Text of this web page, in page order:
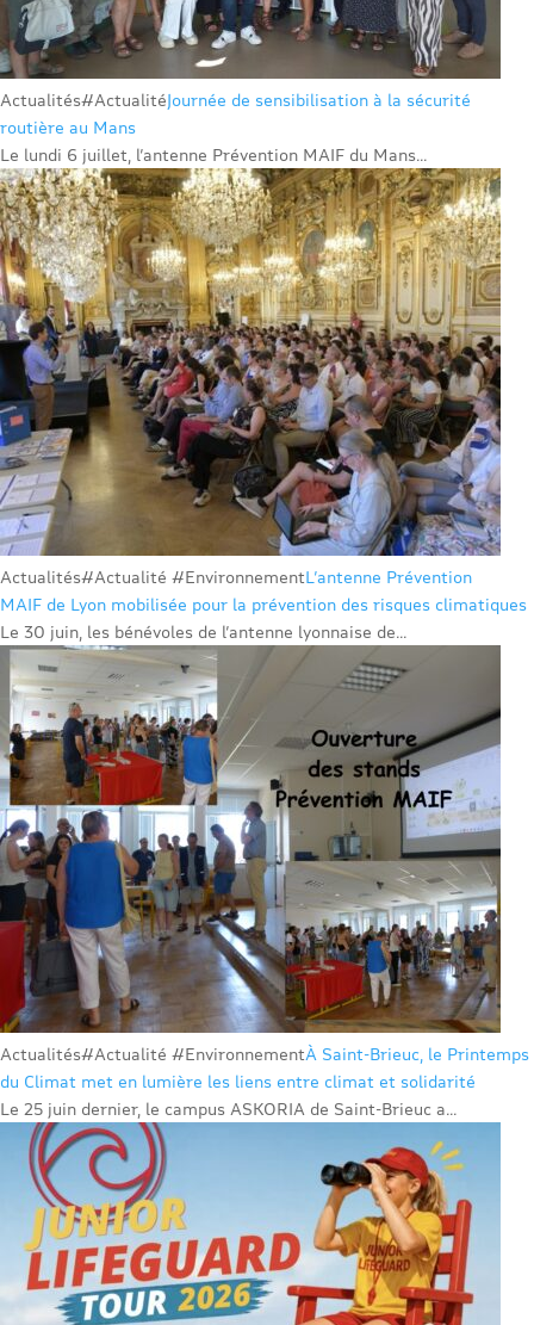
Actualités#ActualitéJournée de sensibilisation à la sécurité
routière au Mans
Le lundi 6 juillet, l’antenne Prévention MAIF du Mans...
Actualités#Actualité #EnvironnementL’antenne Prévention
MAIF de Lyon mobilisée pour la prévention des risques climatiques
Le 30 juin, les bénévoles de l’antenne lyonnaise de...
Actualités#Actualité #EnvironnementÀ Saint-Brieuc, le Printemps
du Climat met en lumière les liens entre climat et solidarité
Le 25 juin dernier, le campus ASKORIA de Saint-Brieuc a...